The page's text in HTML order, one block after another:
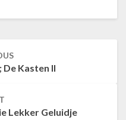
Kasten II
Lekker Geluidje